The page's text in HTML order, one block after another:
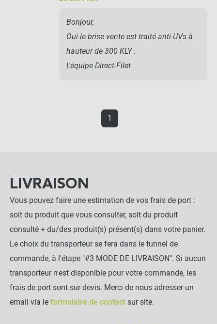
Bonjour,
Oui le brise vente est traité anti-UVs à
hauteur de 300 KLY .
L'équipe Direct-Filet
1
LIVRAISON
Vous pouvez faire une estimation de vos frais de port :
soit du produit que vous consulter, soit du produit
consulté + du/des produit(s) présent(s) dans votre panier.
Le choix du transporteur se fera dans le tunnel de
commande, à l'étape "#3 MODE DE LIVRAISON". Si aucun
transporteur n'est disponible pour votre commande, les
frais de port sont sur devis. Merci de nous adresser un
email via le formulaire de contact sur site.